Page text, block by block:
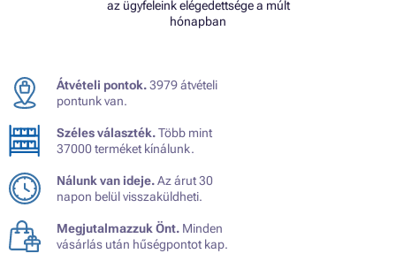
az ügyfeleink elégedettsége a múlt
hónapban
Átvételi pontok.3979 átvételi
pontunk van.
Széles választék.Több mint
37000 terméket kínálunk.
Nálunk van ideje.Az árut 30
napon belül visszaküldheti.
Megjutalmazzuk Önt. Minden
vásárlás után hűségpontot kap.